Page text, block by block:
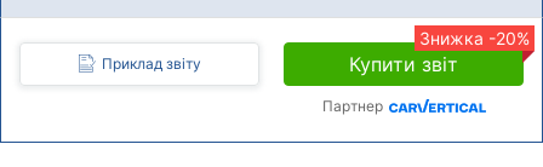
Приклад звіту
Знижка -20%
Купити звіт
Партнер